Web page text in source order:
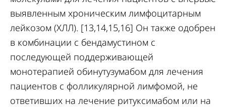
выявленным хроническим лимфоцитарным
лейкозом (ХЛЛ). [13,14,15,16] Он также одобрен
в комбинации с бендамустином с
последующей поддерживающей
монотерапией обинутузумабом для лечения
пациентов с фолликулярной лимфомой, не
ответивших на лечение ритуксимабом или на